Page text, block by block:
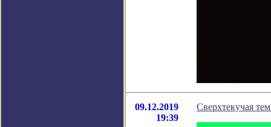
09.12.2019
19:39
Сверхтекучая